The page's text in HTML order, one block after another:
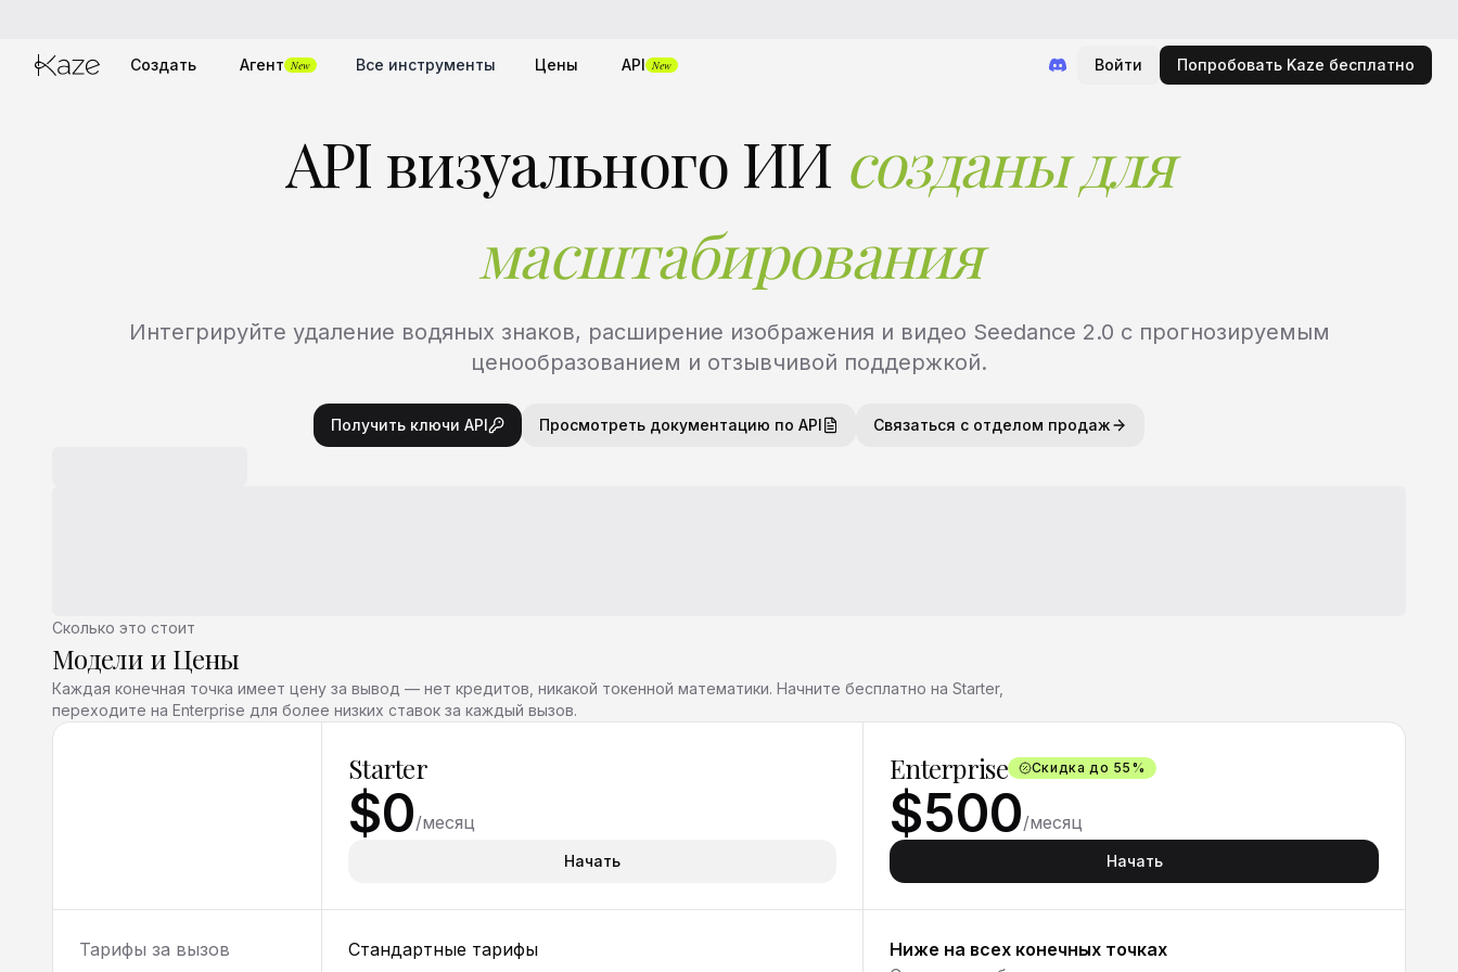
Создать Агент New Все инструменты Цены API New Войти Попробовать Kaze бесплатно
API визуального ИИ созданы для
масштабирования
Интегрируйте удаление водяных знаков, расширение изображения и видео Seedance 2.0 с прогнозируемым
ценообразованием и отзывчивой поддержкой.
Получить ключи API Просмотреть документацию по API Связаться с отделом продаж
Сколько это стоит
Модели и Цены
Каждая конечная точка имеет цену за вывод — нет кредитов, никакой токенной математики. Начните бесплатно на Starter,
переходите на Enterprise для более низких ставок за каждый вызов.
Starter
$0/месяц
Начать
Enterprise Скидка до 55%
$500/месяц
Начать
Тарифы за вызов Стандартные тарифы
Ниже на всех конечных точках